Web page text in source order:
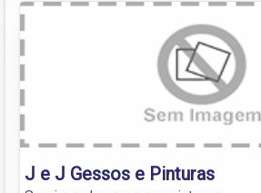
J e J Gessos e Pinturas